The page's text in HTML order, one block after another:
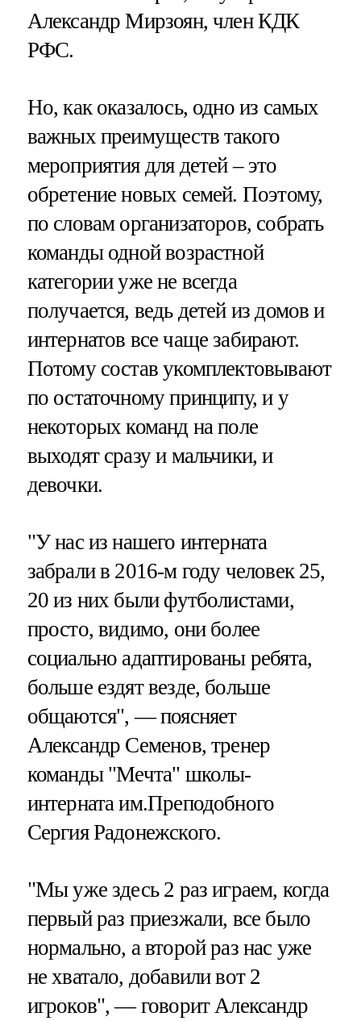
Александр Мирзоян, член КДК
РФС.
Но, как оказалось, одно из самых
важных преимуществ такого
мероприятия для детей – это
обретение новых семей. Поэтому,
по словам организаторов, собрать
команды одной возрастной
категории уже не всегда
получается, ведь детей из домов и
интернатов все чаще забирают.
Потому состав укомплектовывают
по остаточному принципу, и у
некоторых команд на поле
выходят сразу и мальчики, и
девочки.
"У нас из нашего интерната
забрали в 2016-м году человек 25,
20 из них были футболистами,
просто, видимо, они более
социально адаптированы ребята,
больше ездят везде, больше
общаются", — поясняет
Александр Семенов, тренер
команды "Мечта" школы-
интерната им.Преподобного
Сергия Радонежского.
"Мы уже здесь 2 раз играем, когда
первый раз приезжали, все было
нормально, а второй раз нас уже
не хватало, добавили вот 2
игроков", — говорит Александр